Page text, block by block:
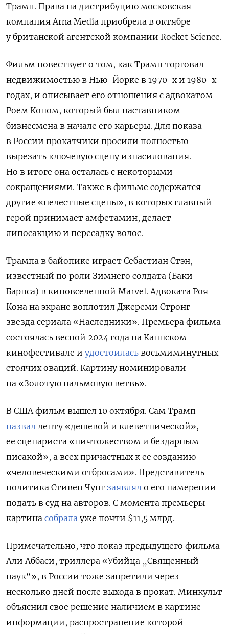
Трамп. Права на дистрибуцию московская
компания Arna Media приобрела в октябре
у британской агентской компании Rocket Science.
Фильм повествует о том, как Трамп торговал
недвижимостью в Нью-Йорке в 1970-х и 1980-х
годах, и описывает его отношения с адвокатом
Роем Коном, который был наставником
бизнесмена в начале его карьеры. Для показа
в России прокатчики просили полностью
вырезать ключевую сцену изнасилования.
Но в итоге она осталась с некоторыми
сокращениями. Также в фильме содержатся
другие «нелестные сцены», в которых главный
герой принимает амфетамин, делает
липосакцию и пересадку волос.
Трампа в байопике играет Себастиан Стэн,
известный по роли Зимнего солдата (Баки
Барнса) в киновселенной Marvel. Адвоката Роя
Кона на экране воплотил Джереми Стронг —
звезда сериала «Наследники». Премьера фильма
состоялась весной 2024 года на Каннском
кинофестивале и удостоилась восьмиминутных
стоячих оваций. Картину номинировали
на «Золотую пальмовую ветвь».
В США фильм вышел 10 октября. Сам Трамп
назвал ленту «дешевой и клеветнической»,
ее сценариста «ничтожеством и бездарным
писакой», а всех причастных к ее созданию —
«человеческими отбросами». Представитель
политика Стивен Чунг заявлял о его намерении
подать в суд на авторов. С момента премьеры
картина собрала уже почти $11,5 млрд.
Примечательно, что показ предыдущего фильма
Али Аббаси, триллера «Убийца „Священный
паук“», в России тоже запретили через
несколько дней после выхода в прокат. Минкульт
объяснил свое решение наличием в картине
информации, распространение которой